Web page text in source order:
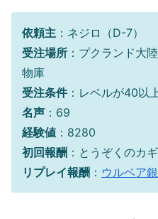
依頼主 ：ネジロ（D-7）
受注場所 ：プクランド大
物庫
受注条件：レベルが40以
名声 ：69
経験値 ：8280
初回報酬 ：とうぞくのカギ
リプレイ報酬 ： ウルベア